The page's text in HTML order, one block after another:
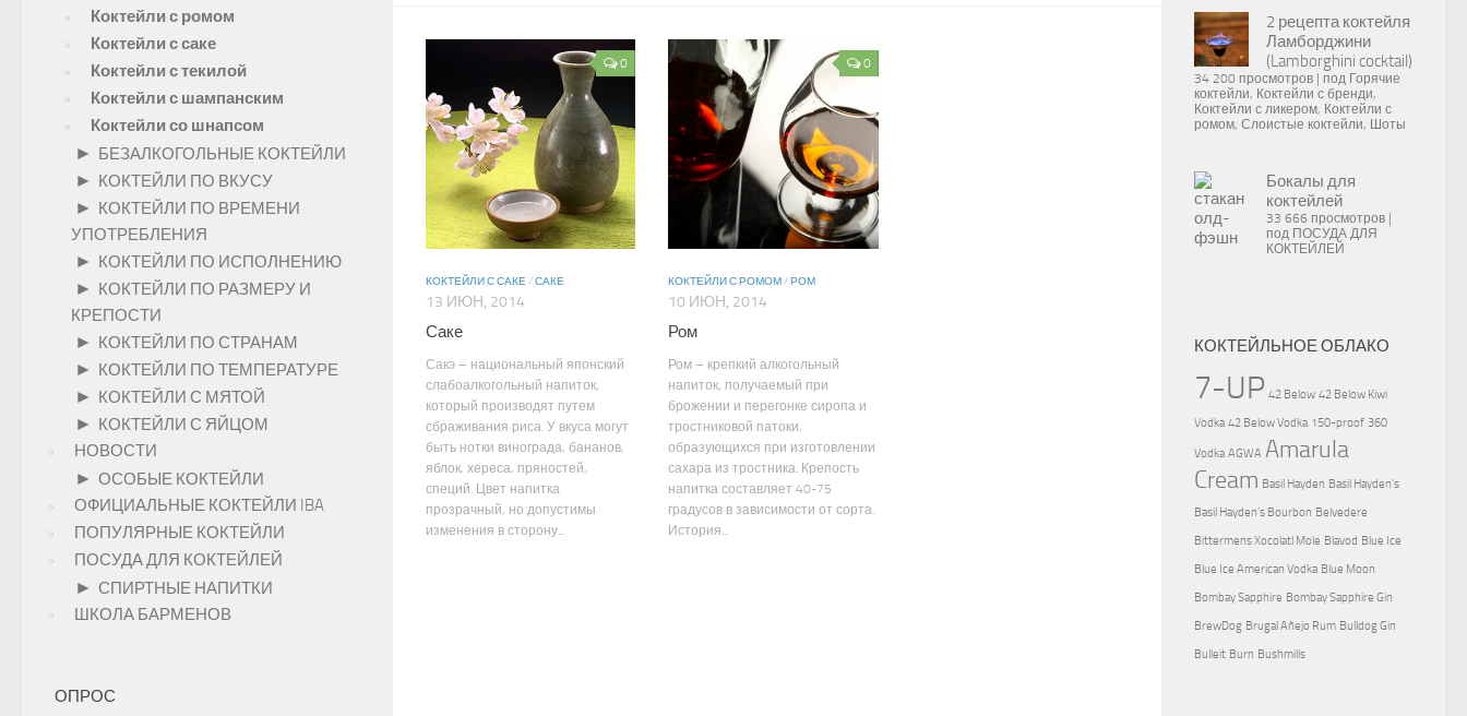
0
КОКТЕЙЛИ С САКЕ/САКЕ
13 ИЮН, 2014
Саке
Сакэ – национальный японский
слабоалкогольный напиток,
который производят путем
сбраживания риса. У вкуса могут
быть нотки винограда, бананов,
яблок, хереса, пряностей,
специй. Цвет напитка
прозрачный, но допустимы
изменения в сторону...
0
КОКТЕЙЛИ С РОМОМ/РОМ
10 ИЮН, 2014
Ром
Ром – крепкий алкогольный
напиток, получаемый при
брожении и перегонке сиропа и
тростниковой патоки,
образующихся при изготовлении
сахара из тростника. Крепость
напитка составляет 40-75
градусов в зависимости от сорта.
История...
Коктейли с ромом
Коктейли с саке
Коктейли с текилой
Коктейли с шампанским
Коктейли со шнапсом
► БЕЗАЛКОГОЛЬНЫЕ КОКТЕЙЛИ
► КОКТЕЙЛИ ПО ВКУСУ
► КОКТЕЙЛИ ПО ВРЕМЕНИ
УПОТРЕБЛЕНИЯ
► КОКТЕЙЛИ ПО ИСПОЛНЕНИЮ
► КОКТЕЙЛИ ПО РАЗМЕРУ И
КРЕПОСТИ
► КОКТЕЙЛИ ПО СТРАНАМ
► КОКТЕЙЛИ ПО ТЕМПЕРАТУРЕ
► КОКТЕЙЛИ С МЯТОЙ
► КОКТЕЙЛИ С ЯЙЦОМ
НОВОСТИ
► ОСОБЫЕ КОКТЕЙЛИ
ОФИЦИАЛЬНЫЕ КОКТЕЙЛИ IBA
ПОПУЛЯРНЫЕ КОКТЕЙЛИ
ПОСУДА ДЛЯ КОКТЕЙЛЕЙ
► СПИРТНЫЕ НАПИТКИ
ШКОЛА БАРМЕНОВ
ОПРОС
2 рецепта коктейля
Ламборджини
(Lamborghini cocktail)
34 200 просмотров под Горячие
коктейли, Коктейли с бренди,
Коктейли с ликером, Коктейли с
ромом, Слоистые коктейли, Шоты
Бокалы для
коктейлей
33 666 просмотров
под ПОСУДА ДЛЯ
КОКТЕЙЛЕЙ
КОКТЕЙЛЬНОЕ ОБЛАКО
7-UP 42 Below 42 Below Kiwi
Vodka 42 Below Vodka 150-proof 360
Vodka AGWA Amarula
Cream Basil Hayden Basil Hayden's
Basil Hayden's Bourbon Belvedere
Bittermens Xocolatl Mole Blavod Blue Ice
Blue Ice American Vodka Blue Moon
Bombay Sapphire Bombay Sapphire Gin
BrewDog Brugal Añejo Rum Bulldog Gin
Bulleit Burn Bushmills